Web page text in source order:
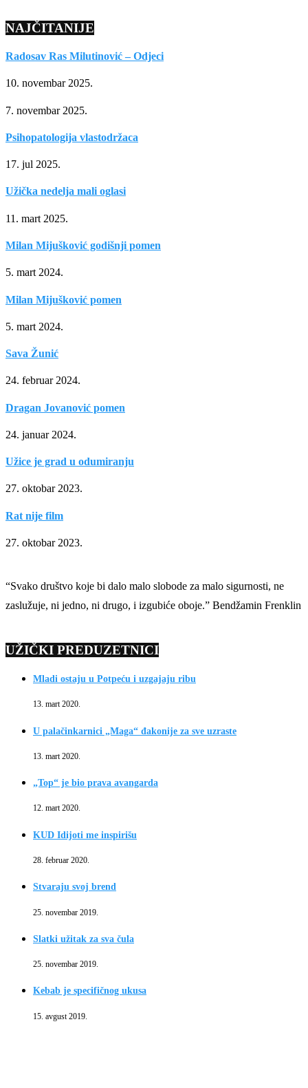
NAJČITANIJE
Radosav Ras Milutinović – Odjeci
10. novembar 2025.
7. novembar 2025.
Psihopatologija vlastodržaca
17. jul 2025.
Užička nedelja mali oglasi
11. mart 2025.
Milan Mijušković godišnji pomen
5. mart 2024.
Milan Mijušković pomen
5. mart 2024.
Sava Žunić
24. februar 2024.
Dragan Jovanović pomen
24. januar 2024.
Užice je grad u odumiranju
27. oktobar 2023.
Rat nije film
27. oktobar 2023.
“Svako društvo koje bi dalo malo slobode za malo sigurnosti, ne
zaslužuje, ni jedno, ni drugo, i izgubiće oboje.” Bendžamin Frenklin
UŽIČKI PREDUZETNICI
Mladi ostaju u Potpeću i uzgajaju ribu
13. mart 2020.
U palačinkarnici „Maga“ đakonije za sve uzraste
13. mart 2020.
„Top“ je bio prava avangarda
12. mart 2020.
KUD Idijoti me inspirišu
28. februar 2020.
Stvaraju svoj brend
25. novembar 2019.
Slatki užitak za sva čula
25. novembar 2019.
Kebab je specifičnog ukusa
15. avgust 2019.